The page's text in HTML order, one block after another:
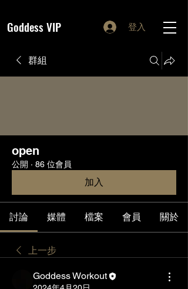
Goddess VIP 登入
群組
open
公開 · 86 位會員
加入
討論 媒體 檔案 會員 關於
上一步
Goddess Workout